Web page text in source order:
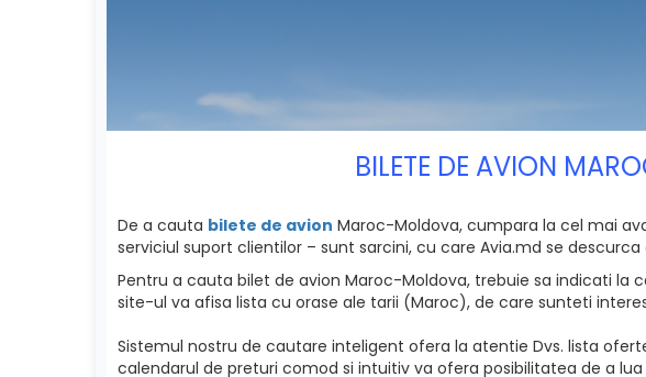
BILETE DE AVION
De a cauta bilete de avion Maroc-Moldova, cumpara la cel mai
serviciul suport clientilor – sunt sarcini, cu care Avia.md se
Pentru a cauta bilet de avion Maroc-Moldova, trebuie sa indicati la
site-ul va afisa lista cu orase ale tarii (Maroc), de care sunteti
Sistemul nostru de cautare inteligent ofera la atentie Dvs. lista
calendarul de preturi comod si intuitiv va ofera posibilitatea de a